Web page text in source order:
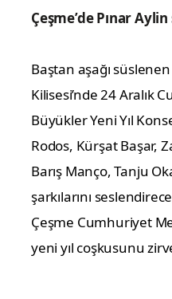
Çeşme’de Pınar
Baştan aşağı
Kilisesi’nde 24 Aralık
Büyükler Yeni Yıl
Rodos, Kürşat Başar,
Barış Manço, Tanju
şarkılarını
Çeşme Cumhuriyet
yeni yıl coşkusunu